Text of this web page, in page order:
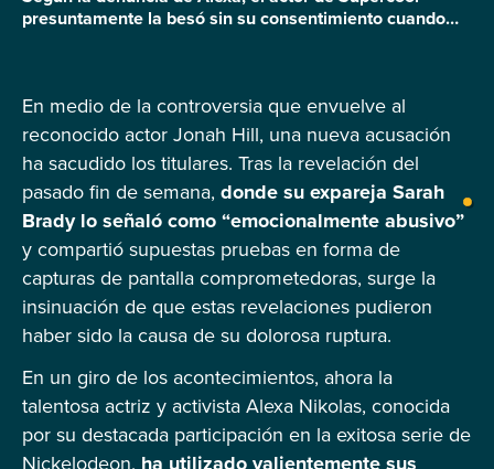
presuntamente la besó sin su consentimiento cuando
En medio de la controversia que envuelve al
reconocido actor Jonah Hill, una nueva acusación
ha sacudido los titulares. Tras la revelación del
pasado fin de semana, donde su expareja Sarah
Brady lo señaló como “emocionalmente abusivo”
y compartió supuestas pruebas en forma de
capturas de pantalla comprometedoras, surge la
insinuación de que estas revelaciones pudieron
haber sido la causa de su dolorosa ruptura.
En un giro de los acontecimientos, ahora la
talentosa actriz y activista Alexa Nikolas, conocida
por su destacada participación en la exitosa serie de